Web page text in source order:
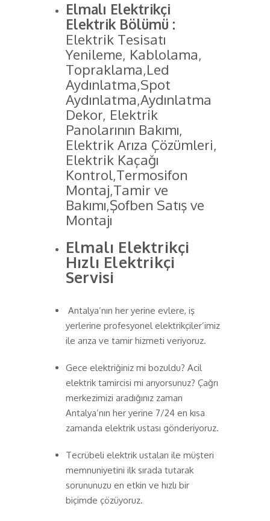
Elmalı Elektrikçi
Elektrik Bölümü :
Elektrik Tesisatı
Yenileme, Kablolama,
Topraklama,Led
Aydınlatma,Spot
Aydınlatma,Aydınlatma
Dekor, Elektrik
Panolarının Bakımı,
Elektrik Arıza Çözümleri,
Elektrik Kaçağı
Kontrol,Termosifon
Montaj,Tamir ve
Bakımı,Şofben Satış ve
Montajı
Elmalı Elektrikçi
Hızlı Elektrikçi
Servisi
Antalya’nın her yerine evlere, iş
yerlerine profesyonel elektrikçiler’imiz
ile arıza ve tamir hizmeti veriyoruz.
Gece elektriğiniz mi bozuldu? Acil
elektrik tamircisi mi arıyorsunuz? Çağrı
merkezimizi aradığınız zaman
Antalya’nın her yerine 7/24 en kısa
zamanda elektrik ustası gönderiyoruz.
Tecrübeli elektrik ustaları ile müşteri
memnuniyetini ilk sırada tutarak
sorununuzu en etkin ve hızlı bir
biçimde çözüyoruz.